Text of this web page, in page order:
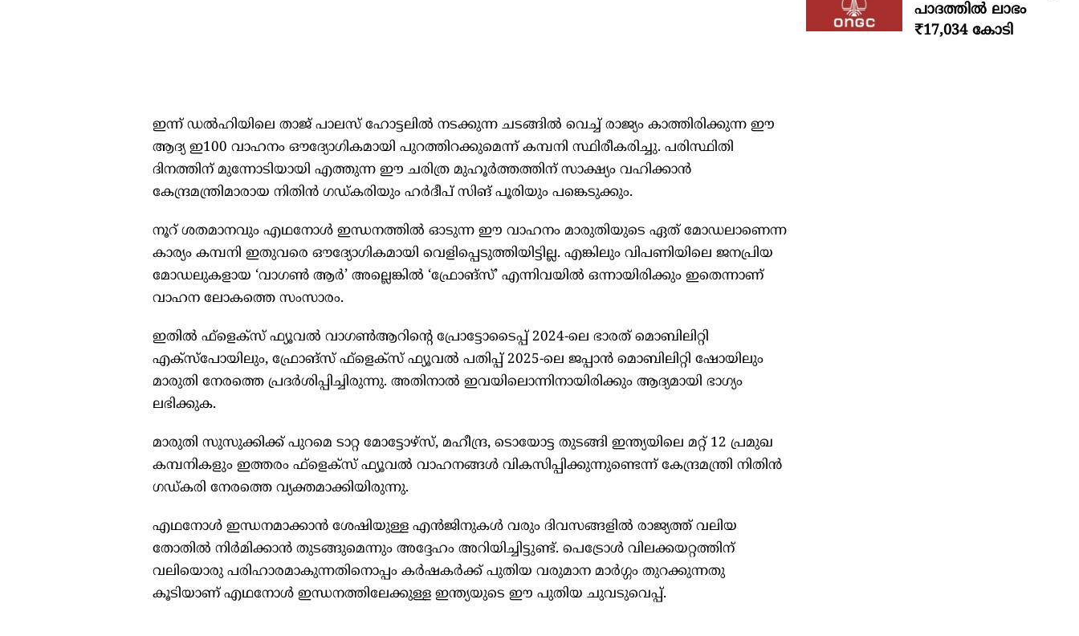
ഇന്ന് ഡൽഹിയിലെ താജ് പാലസ് ഹോട്ടലിൽ നടക്കുന്ന ചടങ്ങിൽ വെച്ച് രാജ്യം കാത്തിരിക്കുന്ന ഈ
ആദ്യ ഇ100 വാഹനം ഔദ്യോഗികമായി പുറത്തിറക്കുമെന്ന് കമ്പനി സ്ഥിരീകരിച്ചു. പരിസ്ഥിതി
ദിനത്തിന് മുന്നോടിയായി എത്തുന്ന ഈ ചരിത്ര മുഹൂർത്തത്തിന് സാക്ഷ്യം വഹിക്കാൻ
കേന്ദ്രമന്ത്രിമാരായ നിതിൻ ഗഡ്കരിയും ഹർദീപ് സിങ് പൂരിയും പങ്കെടുക്കും.
നൂറ് ശതമാനവും എഥനോൾ ഇന്ധനത്തിൽ ഓടുന്ന ഈ വാഹനം മാരുതിയുടെ ഏത് മോഡലാണെന്ന
കാര്യം കമ്പനി ഇതുവരെ ഔദ്യോഗികമായി വെളിപ്പെടുത്തിയിട്ടില്ല. എങ്കിലും വിപണിയിലെ ജനപ്രിയ
മോഡലുകളായ ‘വാഗൺ ആർ’ അല്ലെങ്കിൽ ‘ഫ്രോങ്‌സ്’ എന്നിവയിൽ ഒന്നായിരിക്കും ഇതെന്നാണ്
വാഹന ലോകത്തെ സംസാരം.
ഇതിൽ ഫ്‌ളെക്‌സ് ഫ്യൂവൽ വാഗൺആറിന്റെ പ്രോട്ടോടൈപ്പ് 2024-ലെ ഭാരത് മൊബിലിറ്റി
എക്‌സ്‌പോയിലും, ഫ്രോങ്‌സ് ഫ്‌ളെക്‌സ് ഫ്യൂവൽ പതിപ്പ് 2025-ലെ ജപ്പാൻ മൊബിലിറ്റി ഷോയിലും
മാരുതി നേരത്തെ പ്രദർശിപ്പിച്ചിരുന്നു. അതിനാൽ ഇവയിലൊന്നിനായിരിക്കും ആദ്യമായി ഭാഗ്യം
ലഭിക്കുക.
മാരുതി സുസുക്കിക്ക് പുറമെ ടാറ്റ മോട്ടോഴ്‌സ്, മഹീന്ദ്ര, ടൊയോട്ട തുടങ്ങി ഇന്ത്യയിലെ മറ്റ് 12 പ്രമുഖ
കമ്പനികളും ഇത്തരം ഫ്‌ളെക്‌സ് ഫ്യൂവൽ വാഹനങ്ങൾ വികസിപ്പിക്കുന്നുണ്ടെന്ന് കേന്ദ്രമന്ത്രി നിതിൻ
ഗഡ്കരി നേരത്തെ വ്യക്തമാക്കിയിരുന്നു.
എഥനോൾ ഇന്ധനമാക്കാൻ ശേഷിയുള്ള എൻജിനുകൾ വരും ദിവസങ്ങളിൽ രാജ്യത്ത് വലിയ
തോതിൽ നിർമിക്കാൻ തുടങ്ങുമെന്നും അദ്ദേഹം അറിയിച്ചിട്ടുണ്ട്. പെട്രോൾ വിലക്കയറ്റത്തിന്
വലിയൊരു പരിഹാരമാകുന്നതിനൊപ്പം കർഷകർക്ക് പുതിയ വരുമാന മാർഗ്ഗം തുറക്കുന്നതു
കൂടിയാണ് എഥനോൾ ഇന്ധനത്തിലേക്കുള്ള ഇന്ത്യയുടെ ഈ പുതിയ ചുവടുവെപ്പ്.
പാദത്തില്‍ ലാഭം
₹17,034 കോടി